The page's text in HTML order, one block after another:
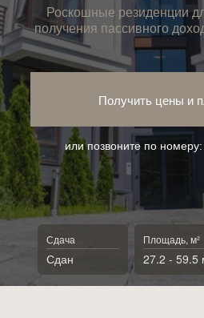
Получить цены и
или позвоните по номеру:
27.2 - 59.5
Площадь, м²
Сдан
Сдача
Роскошные резиденции
получения пассивного